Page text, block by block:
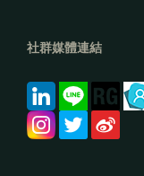
社群媒體連結